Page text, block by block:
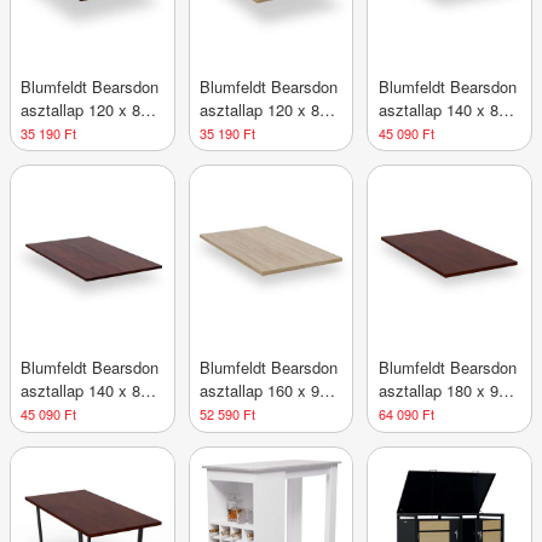
Blumfeldt Bearsdon
asztallap 120 x 80
cm konyhához és
étkezőhöz,
35 190 Ft
Blumfeldt Bearsdon
asztallap 120 x 80
cm konyhához és
étkezőhöz, Tartós
35 190 Ft
Blumfeldt Bearsdon
asztallap 140 x 80
cm konyhába és
étkezőbe,
45 090 Ft
Blumfeldt Bearsdon
asztallap 140 x 80
cm konyhához és
étkezőhöz, Tartós
45 090 Ft
Blumfeldt Bearsdon
asztallap 160 x 90
cm konyhához és
étkezőhöz,
Strapabíró rétegelt
lemez
52 590 Ft
Blumfeldt Bearsdon
asztallap 180 x 90
cm konyhához és
étkezőhöz, Tartós
64 090 Ft